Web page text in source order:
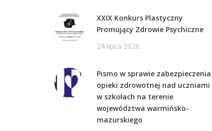
XXIX Konkurs Plastyczny
Promujący Zdrowie Psychiczne
24 lipca 2026
Pismo w sprawie zabezpieczenia
opieki zdrowotnej nad uczniami
w szkołach na terenie
województwa warmińsko-
mazurskiego